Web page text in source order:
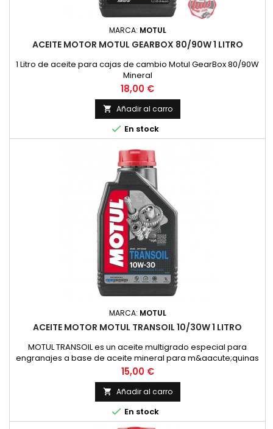
MARCA: MOTUL
ACEITE MOTOR MOTUL GEARBOX 80/90W 1 LITRO
1 Litro de aceite para cajas de cambio Motul GearBox 80/90W
Mineral
Precio
18,00 €
 Añadir al carro
 En stock
MARCA: MOTUL
ACEITE MOTOR MOTUL TRANSOIL 10/30W 1 LITRO
MOTUL TRANSOIL es un aceite multigrado especial para
engranajes a base de aceite mineral para m&aacute;quinas
de dos tiempos con lubricaci&oacute;n separada de los
engranajes. Corresponde a la recomendaci&oacute;n de
YAMAHA para estas transmisiones.ESPECIFICACIONES /
NORMAS:NORMAS: SAE 10W-30VENTAJAS ESPECIALES:- Permite
un cambio de marchas f&aacute;cil...
Precio
15,00 €
 Añadir al carro
 En stock